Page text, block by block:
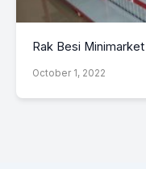
Rak Besi
October 1, 2022